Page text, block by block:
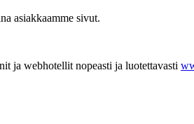
asiakkaamme sivut.
ja webhotellit nopeasti ja luotettavasti